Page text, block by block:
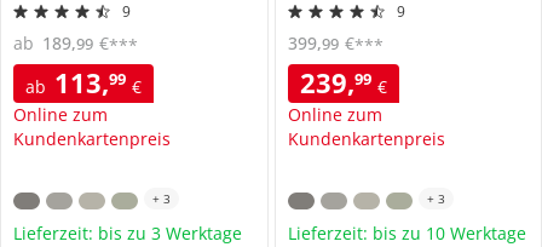
9
ab 113,99 €
Online zum
Kundenkartenpreis
ab 189,99 €***
+ 3
Lieferzeit: bis zu 3 Werktage
9
239,99 €
Online zum
Kundenkartenpreis
399,99 €***
+ 3
Lieferzeit: bis zu 10 Werktage